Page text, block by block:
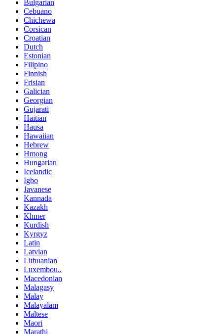
Bulgarian
Cebuano
Chichewa
Corsican
Croatian
Dutch
Estonian
Filipino
Finnish
Frisian
Galician
Georgian
Gujarati
Haitian
Hausa
Hawaiian
Hebrew
Hmong
Hungarian
Icelandic
Igbo
Javanese
Kannada
Kazakh
Khmer
Kurdish
Kyrgyz
Latin
Latvian
Lithuanian
Luxembou..
Macedonian
Malagasy
Malay
Malayalam
Maltese
Maori
Marathi